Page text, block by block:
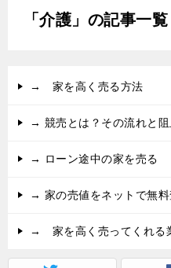
「介護」の記事一覧
→ 家を高く売る方法
→ 競売とは？その流れと
→ ローン途中の家を売る
→ 家の売値をネットで無
→ 家を高く売ってくれる